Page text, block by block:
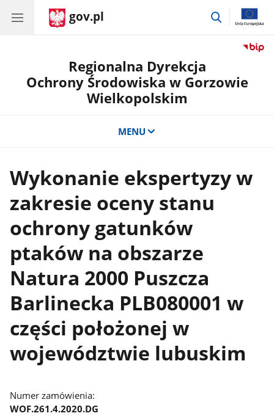
gov.pl
przejdź
Regionalna Dyrekcja
Ochrony Środowiska w Gorzowie
Wielkopolskim
MENU
Wykonanie ekspertyzy w
zakresie oceny stanu
ochrony gatunków
ptaków na obszarze
Natura 2000 Puszcza
Barlinecka PLB080001 w
części położonej w
województwie lubuskim
Numer zamówienia:
WOF.261.4.2020.DG